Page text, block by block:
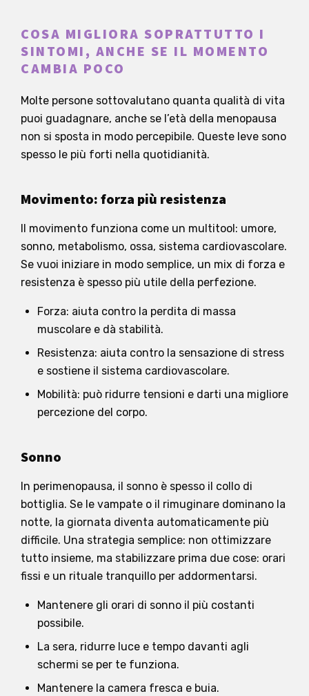
COSA MIGLIORA SOPRATTUTTO I
SINTOMI, ANCHE SE IL MOMENTO
CAMBIA POCO
Molte persone sottovalutano quanta qualità di vita
puoi guadagnare, anche se l’età della menopausa
non si sposta in modo percepibile. Queste leve sono
spesso le più forti nella quotidianità.
Movimento: forza più resistenza
Il movimento funziona come un multitool: umore,
sonno, metabolismo, ossa, sistema cardiovascolare.
Se vuoi iniziare in modo semplice, un mix di forza e
resistenza è spesso più utile della perfezione.
Forza: aiuta contro la perdita di massa
muscolare e dà stabilità.
Resistenza: aiuta contro la sensazione di stress
e sostiene il sistema cardiovascolare.
Mobilità: può ridurre tensioni e darti una migliore
percezione del corpo.
Sonno
In perimenopausa, il sonno è spesso il collo di
bottiglia. Se le vampate o il rimuginare dominano la
notte, la giornata diventa automaticamente più
difficile. Una strategia semplice: non ottimizzare
tutto insieme, ma stabilizzare prima due cose: orari
fissi e un rituale tranquillo per addormentarsi.
Mantenere gli orari di sonno il più costanti
possibile.
La sera, ridurre luce e tempo davanti agli
schermi se per te funziona.
Mantenere la camera fresca e buia.